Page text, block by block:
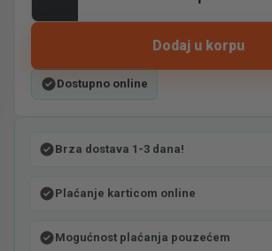
Dodaj u korpu
Dostupno online
Brza dostava 1-3 dana!
Plaćanje karticom online
Mogućnost plaćanja pouzećem